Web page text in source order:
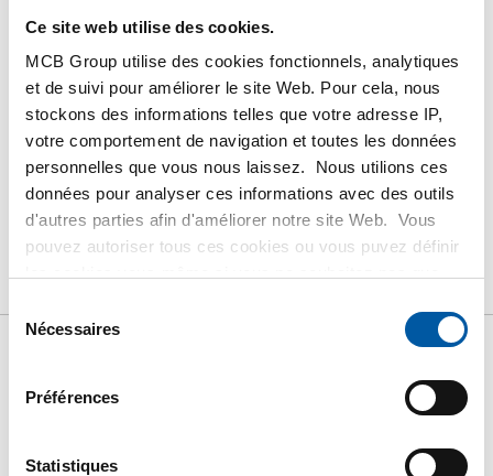
Ce site web utilise des cookies.
MCB Group utilise des cookies fonctionnels, analytiques
et de suivi pour améliorer le site Web. Pour cela, nous
stockons des informations telles que votre adresse IP,
votre comportement de navigation et toutes les données
personnelles que vous nous laissez. Nous utilions ces
données pour analyser ces informations avec des outils
d'autres parties afin d'améliorer notre site Web. Vous
pouvez autoriser tous ces cookies ou vous puvez définir
plus d'informations sur les cookies que nous conservons
et les parties avec lesquelles nous travaillons dans notre
règlementici
Nécessaires
Préférences
Statistiques
Commandez avec vos propres numéros d’articles
Calculez avec les prix MCB actuels
Suivez votre commande avec Track&Trace
Produit Description du produit Liste de prix brut
Liste de prix bruts: Acier de
construction non allié C45